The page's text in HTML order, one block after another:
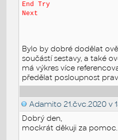
End
Try
Next
Bylo by dobré dodělat
součástí sestavy, a také
má výkres více
předělat posloupnost
Adamito 21.čvc.2020 v
Dobrý den,
mockrát děkuji za pomoc.